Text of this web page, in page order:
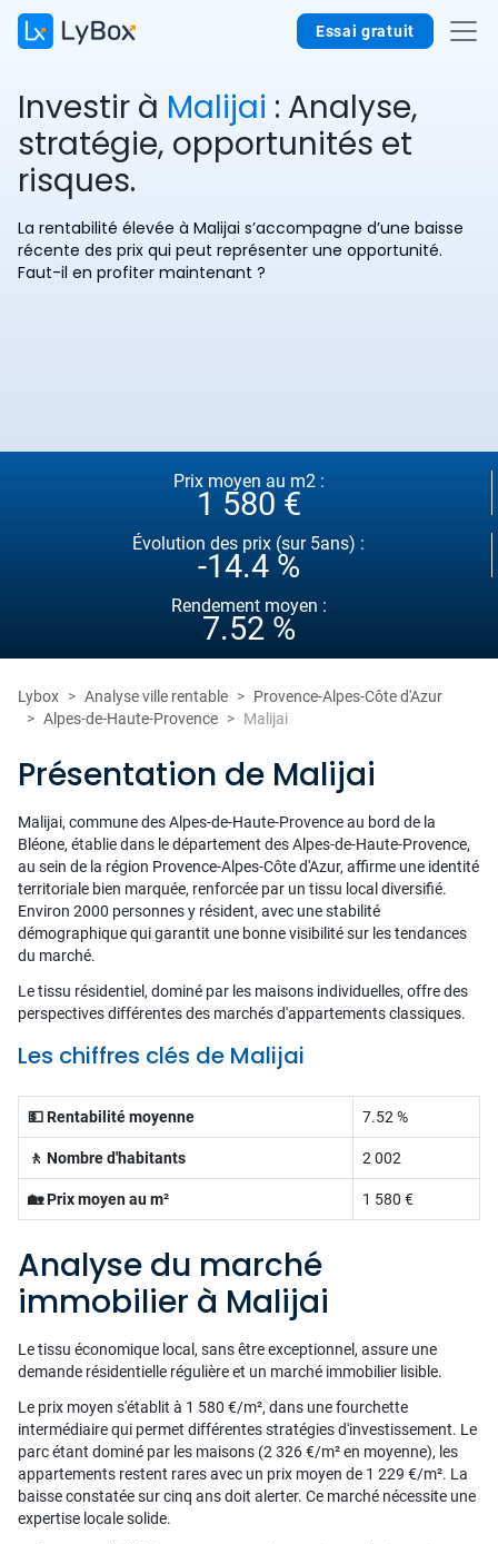
Essai gratuit
Investir à Malijai : Analyse,
stratégie, opportunités et
risques.
La rentabilité élevée à Malijai s’accompagne d’une baisse
récente des prix qui peut représenter une opportunité.
Faut-il en profiter maintenant ?
Prix moyen au m2 :
1 580 €
Évolution des prix (sur 5ans) :
-14.4 %
Rendement moyen :
7.52 %
Lybox Analyse ville rentable
Provence-Alpes-Côte d'Azur
Alpes-de-Haute-Provence
Malijai
Présentation de Malijai
Malijai, commune des Alpes-de-Haute-Provence au bord de la
Bléone, établie dans le département des Alpes-de-Haute-Provence,
au sein de la région Provence-Alpes-Côte d'Azur, affirme une identité
territoriale bien marquée, renforcée par un tissu local diversifié.
Environ 2000 personnes y résident, avec une stabilité
démographique qui garantit une bonne visibilité sur les tendances
du marché.
Le tissu résidentiel, dominé par les maisons individuelles, offre des
perspectives différentes des marchés d'appartements classiques.
Les chiffres clés de Malijai
💵 Rentabilité moyenne 7.52 %
🚶 Nombre d'habitants 2 002
🏡 Prix moyen au m² 1 580 €
Analyse du marché
immobilier à Malijai
Le tissu économique local, sans être exceptionnel, assure une
demande résidentielle régulière et un marché immobilier lisible.
Le prix moyen s'établit à 1 580 €/m², dans une fourchette
intermédiaire qui permet différentes stratégies d'investissement. Le
parc étant dominé par les maisons (2 326 €/m² en moyenne), les
appartements restent rares avec un prix moyen de 1 229 €/m². La
baisse constatée sur cinq ans doit alerter. Ce marché nécessite une
expertise locale solide.